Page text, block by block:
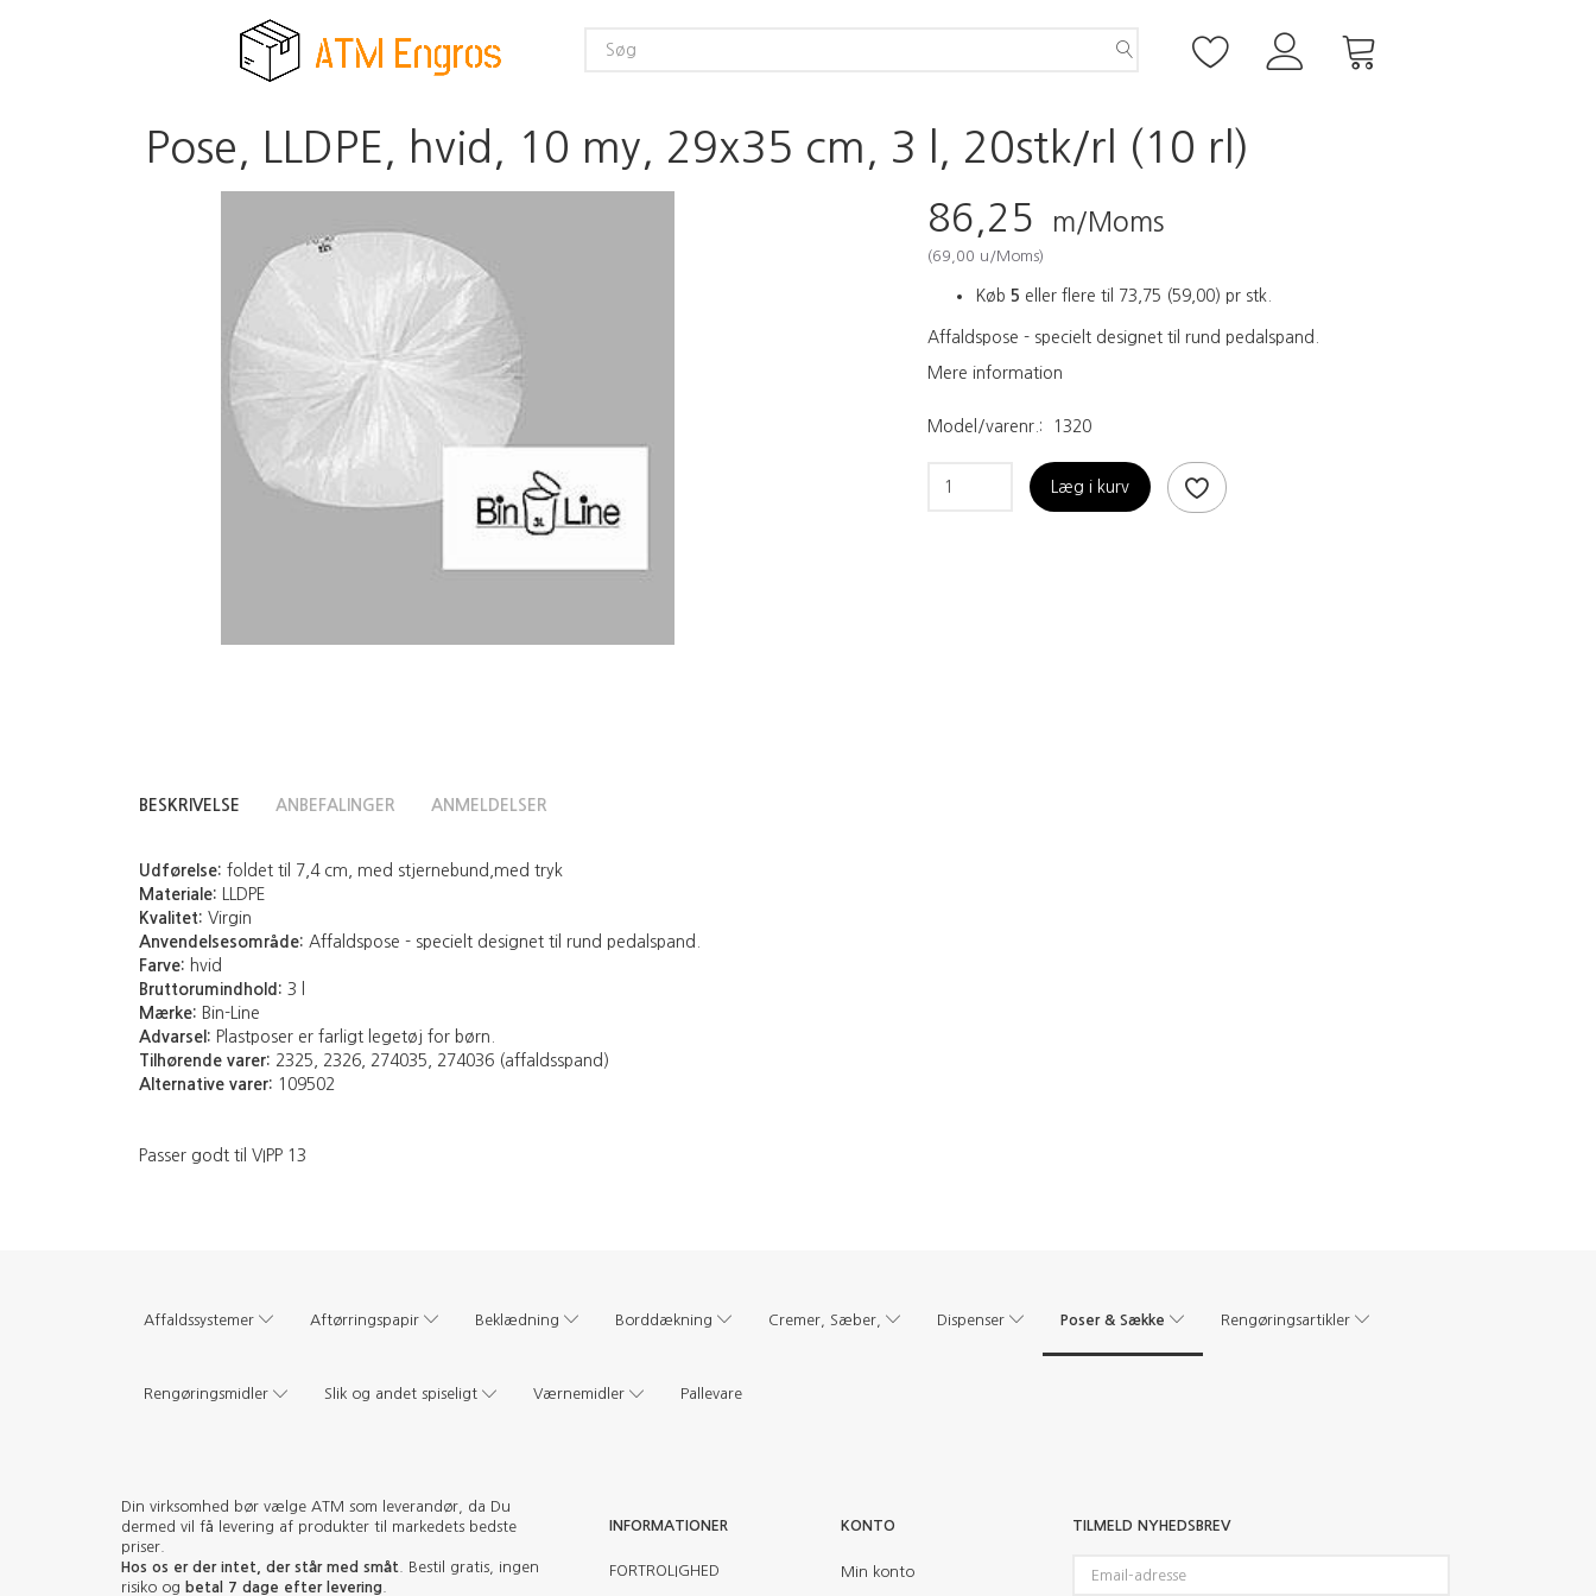
Pose, LLDPE, hvid, 10 my, 29x35 cm, 3 l, 20stk/rl (10 rl)
86,25 m/Moms
(69,00 u/Moms)
Køb 5 eller flere til 73,75 (59,00) pr stk.
Affaldspose - specielt designet til rund pedalspand.
Mere information
Model/varenr.: 1320
Læg i kurv
BESKRIVELSE ANBEFALINGER ANMELDELSER
Udførelse: foldet til 7,4 cm, med stjernebund,med tryk
Materiale: LLDPE
Kvalitet: Virgin
Anvendelsesområde: Affaldspose - specielt designet til rund pedalspand.
Farve: hvid
Bruttorumindhold: 3 l
Mærke: Bin-Line
Advarsel: Plastposer er farligt legetøj for børn.
Tilhørende varer: 2325, 2326, 274035, 274036 (affaldsspand)
Alternative varer: 109502
Passer godt til VIPP 13
Affaldssystemer Aftørringspapir Beklædning Borddækning Cremer, Sæber, Dispenser Poser & Sække Rengøringsartikler
Rengøringsmidler Slik og andet spiseligt Værnemidler Pallevare
Din virksomhed bør vælge ATM som leverandør, da Du
dermed vil få levering af produkter til markedets bedste
priser.
Hos os er der intet, der står med småt . Bestil gratis, ingen
risiko og betal 7 dage efter levering
INFORMATIONER
FORTROLIGHED
KONTO
Min konto
TILMELD NYHEDSBREV
adresse